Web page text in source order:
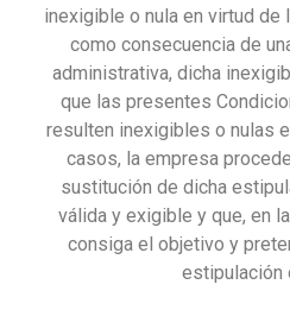
inexigible o nula en virtud
como consecuencia de
administrativa, dicha
que las presentes
resulten inexigibles o nulas
casos, la empresa
sustitución de dicha
válida y exigible y que, en
consiga el objetivo y
estipulación